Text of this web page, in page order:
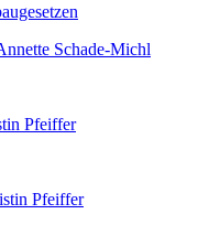
Schade-Michl
Pfeiffer
Pfeiffer